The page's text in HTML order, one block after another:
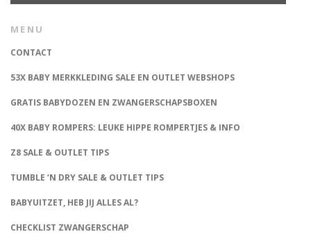
MENU
CONTACT
53X BABY MERKKLEDING SALE EN OUTLET WEBSHOPS
GRATIS BABYDOZEN EN ZWANGERSCHAPSBOXEN
40X BABY ROMPERS: LEUKE HIPPE ROMPERTJES & INFO
Z8 SALE & OUTLET TIPS
TUMBLE ‘N DRY SALE & OUTLET TIPS
BABYUITZET, HEB JIJ ALLES AL?
CHECKLIST ZWANGERSCHAP